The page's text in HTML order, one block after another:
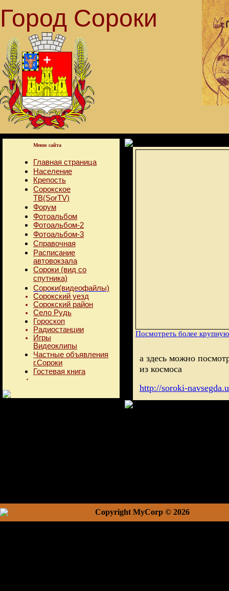
Город Сороки
Меню сайта
Главная страница
Население
Крепость
Сорокское
ТВ(SorTV)
Форум
Фотоальбом
Фотоальбом-2
Фотоальбом-3
Справочная
Расписание
автовокзала
Сороки (вид со
спутника)
Сороки(видеофайлы)
Сорокский уезд
Сорокский район
Село Рудь
Гороскоп
Радиостанции
Игры
Видеоклипы
Частные объявления
г.Сороки
Гостевая книга
Посмотреть более
а здесь можно
из космоса
http://soroki-
Copyright MyCorp © 2026